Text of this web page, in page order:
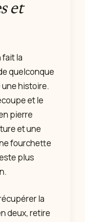
et
la
quelconque
histoire.
et le
pierre
et une
fourchette
plus
la
deux, retire